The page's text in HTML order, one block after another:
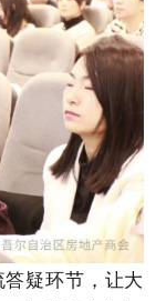
疑环节，让大